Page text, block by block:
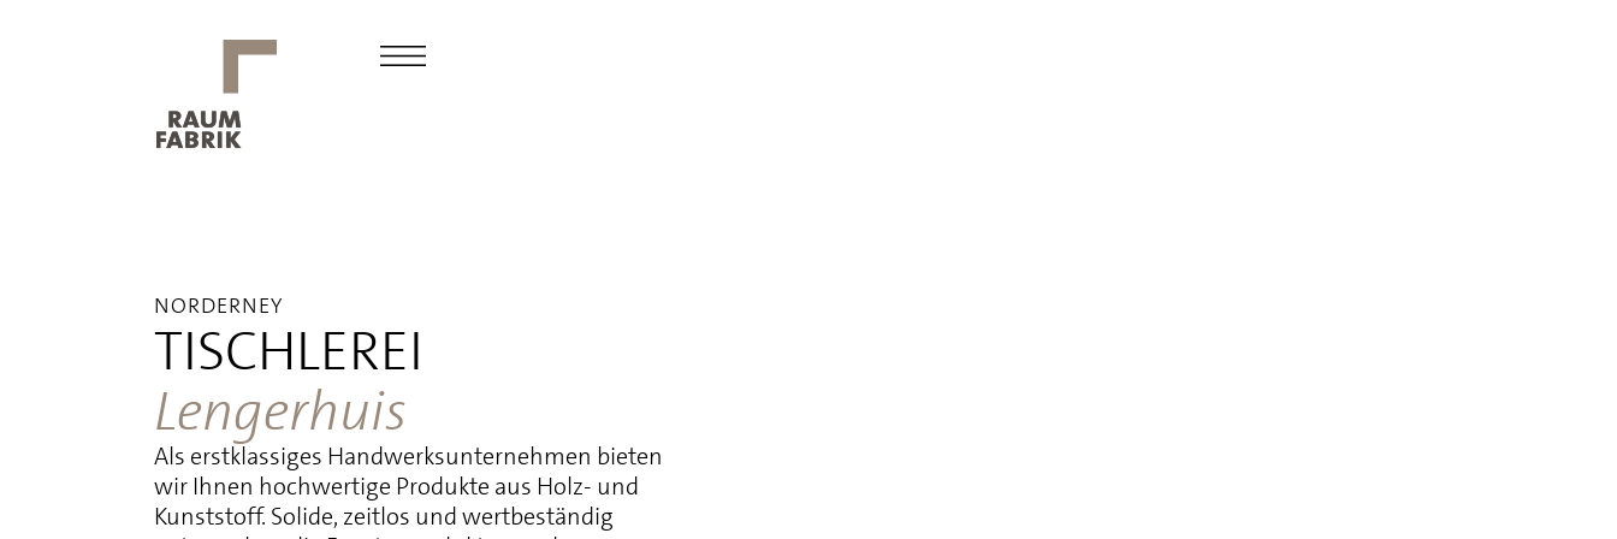
NORDERNEY
TISCHLEREI
Lengerhuis
Als erstklassiges Handwerksunternehmen bieten
wir Ihnen hochwertige Produkte aus Holz- und
Kunststoff. Solide, zeitlos und wertbeständig